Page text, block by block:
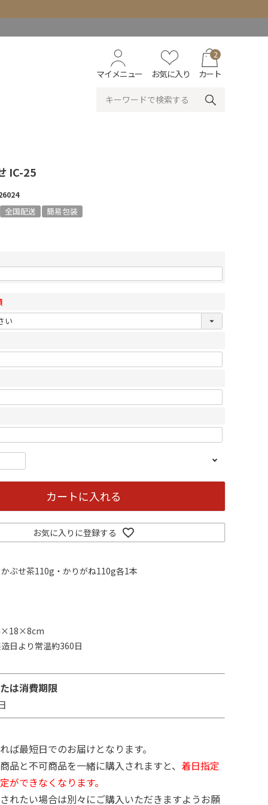
マイメニュー お気に入り
2
カート
IC-25
全国配送 簡易包装
カートに入れる
お気に入りに登録する
ぶせ茶110g・かりがね110g各1本
日より常温約360日
は消費期限
ば最短日でのお届けとなります。
品と不可商品を一緒に購入されますと、 着日指定
ができなくなります。
れたい場合は別々にご購入いただきますようお願